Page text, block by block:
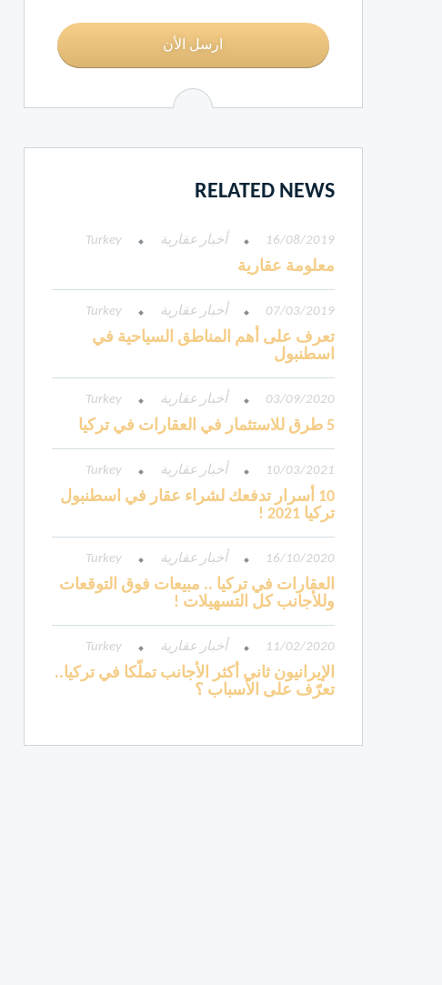
ارسل الأن
RELATED NEWS
16/08/2019 أخبار عقارية Turkey
معلومة عقارية
07/03/2019 أخبار عقارية Turkey
تعرف على أهم المناطق السياحية في
اسطنبول
03/09/2020 أخبار عقارية Turkey
5 طرق للاستثمار في العقارات في تركيا
10/03/2021 أخبار عقارية Turkey
10 أسرار تدفعك لشراء عقار في اسطنبول
تركيا 2021 !
16/10/2020 أخبار عقارية Turkey
العقارات في تركيا .. مبيعات فوق التوقعات
وللأجانب كل التسهيلات !
11/02/2020 أخبار عقارية Turkey
الإيرانيون ثاني أكثر الأجانب تملّكا في تركيا..
تعرّف على الأسباب ؟